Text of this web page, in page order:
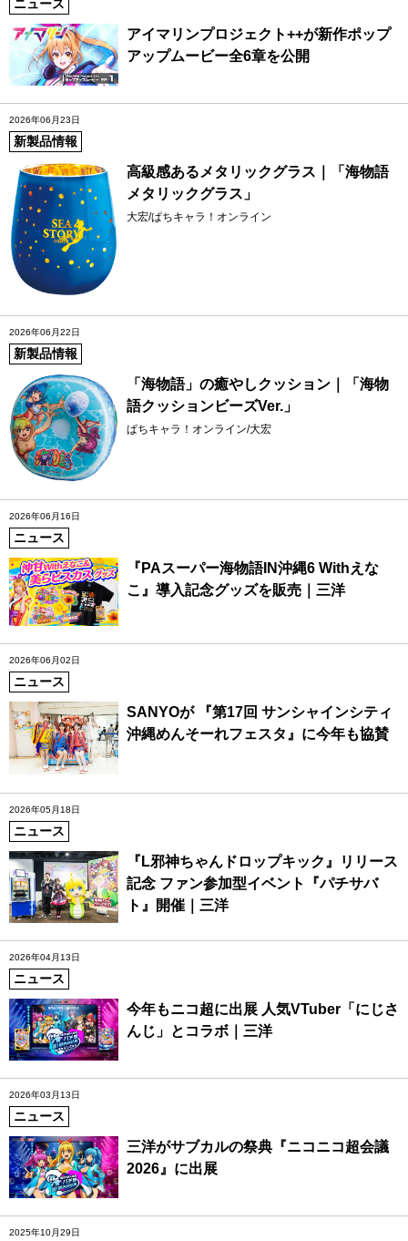
ニュース
アイマリンプロジェクト++が新作ポップ
アップムービー全6章を公開
2026年06月23日
新製品情報
高級感あるメタリックグラス｜「海物語
メタリックグラス」
大宏/ぱちキャラ！オンライン
2026年06月22日
新製品情報
「海物語」の癒やしクッション｜「海物
語クッションビーズVer.」
ぱちキャラ！オンライン/大宏
2026年06月16日
ニュース
『PAスーパー海物語IN沖縄6 Withえな
こ』導入記念グッズを販売｜三洋
2026年06月02日
ニュース
SANYOが 『第17回 サンシャインシティ
沖縄めんそーれフェスタ』に今年も協賛
2026年05月18日
ニュース
『L邪神ちゃんドロップキック』リリース
記念 ファン参加型イベント『パチサバ
ト』開催｜三洋
2026年04月13日
ニュース
今年もニコ超に出展 人気VTuber「にじさ
んじ」とコラボ｜三洋
2026年03月13日
ニュース
三洋がサブカルの祭典『ニコニコ超会議
2026』に出展
2025年10月29日